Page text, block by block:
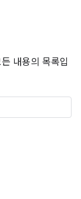
내용의 목록입